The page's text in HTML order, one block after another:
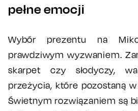
pełne emocji
Wybór prezentu na
prawdziwym wyzwaniem.
skarpet czy słodyczy,
przeżycia, które pozostaną
Świetnym rozwiązaniem są